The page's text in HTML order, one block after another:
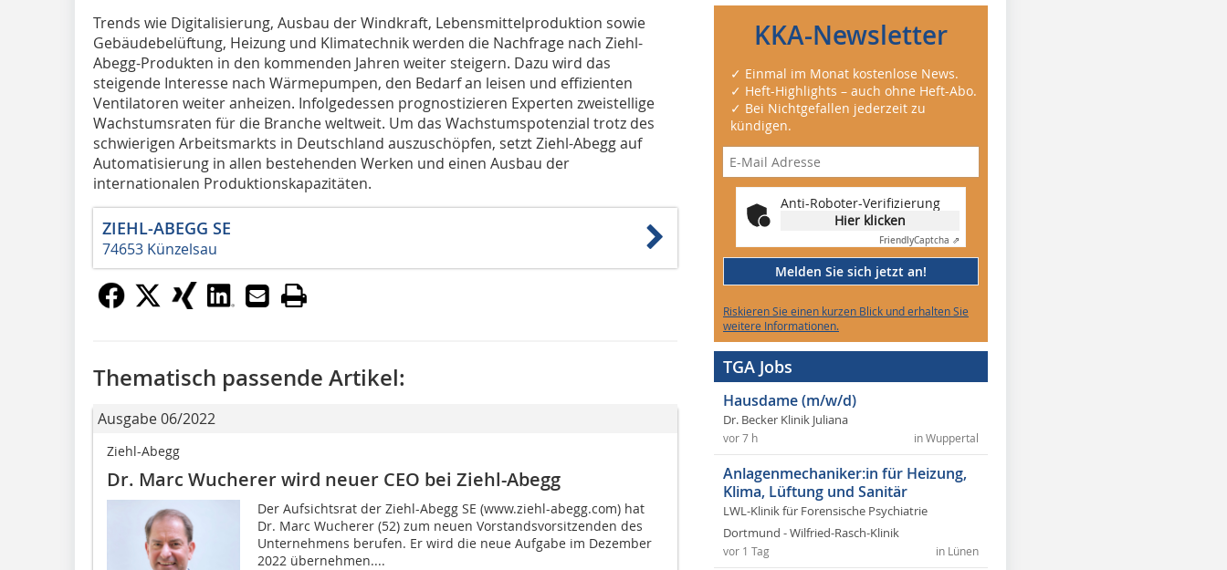
Trends wie Digitalisierung, Ausbau der Windkraft, Lebensmittelproduktion sowie
Gebäudebelüftung, Heizung und Klimatechnik werden die Nachfrage nach Ziehl-
Abegg-Produkten in den kommenden Jahren weiter steigern. Dazu wird das
steigende Interesse nach Wärmepumpen, den Bedarf an leisen und effizienten
Ventilatoren weiter anheizen. Infolgedessen prognostizieren Experten zweistellige
Wachstumsraten für die Branche weltweit. Um das Wachstumspotenzial trotz des
schwierigen Arbeitsmarkts in Deutschland auszuschöpfen, setzt Ziehl-Abegg auf
Automatisierung in allen bestehenden Werken und einen Ausbau der
internationalen Produktionskapazitäten.
ZIEHL-ABEGG SE
74653 Künzelsau
Thematisch passende Artikel:
Ausgabe 06/2022
Ziehl-Abegg
Dr. Marc Wucherer wird neuer CEO bei Ziehl-Abegg
Der Aufsichtsrat der Ziehl-Abegg SE (www.ziehl-abegg.com) hat
Dr. Marc Wucherer (52) zum neuen Vorstandsvorsitzenden des
Unternehmens berufen. Er wird die neue Aufgabe im Dezember
2022 übernehmen....
KKA-Newsletter
✓ Einmal im Monat kostenlose News.
✓ Heft-Highlights – auch ohne Heft-Abo.
✓ Bei Nichtgefallen jederzeit zu
kündigen.
Anti-Roboter-Verifizierung
Hier klicken
FriendlyCaptcha ⇗
Melden Sie sich jetzt an!
Riskieren Sie einen kurzen Blick und erhalten Sie
weitere Informationen.
TGA Jobs
Hausdame (m/w/d)
Dr. Becker Klinik Juliana
in Wuppertal
vor 7 h
Anlagenmechaniker:in für Heizung,
Klima, Lüftung und Sanitär
LWL-Klinik für Forensische Psychiatrie
Dortmund - Wilfried-Rasch-Klinik
in Lünen
vor 1 Tag